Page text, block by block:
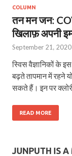
COLUMN
तन मन जन:
खिलाफ़ अपनी
September 21, 2020
स्विस वैज्ञानिकों के
बढ़ते तापमान में रहने
सकते हैं। इन पर
READ MORE
JUNPUTH IS A